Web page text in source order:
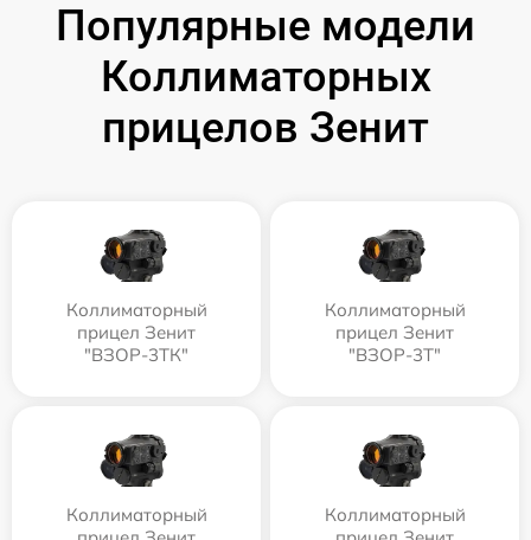
Популярные модели
Коллиматорных
прицелов Зенит
Коллиматорный
прицел Зенит
"ВЗОР-3ТК"
Коллиматорный
прицел Зенит
"ВЗОР-3Т"
Коллиматорный
Коллиматорный